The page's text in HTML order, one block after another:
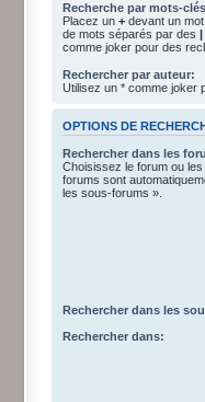
Recherche par mots-
Placez un + devant un
de mots séparés par des |
comme joker pour des
Rechercher par auteur:
Utilisez un * comme joker
OPTIONS DE
Rechercher dans les
Choisissez le forum ou
forums sont
les sous-forums ».
Rechercher dans les
Rechercher dans: